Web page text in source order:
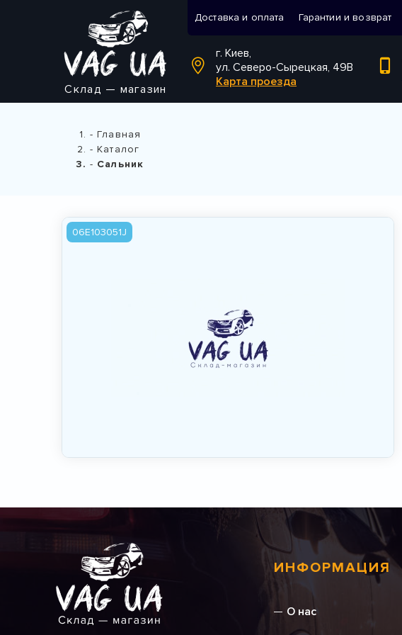
Склад — магазин
Доставка и оплата Гарантии и возврат
г. Киев,
ул. Северо-Сырецкая, 49В
Карта проезда
Главная
Каталог
Сальник
06E103051J
ИНФОРМАЦИЯ
О нас